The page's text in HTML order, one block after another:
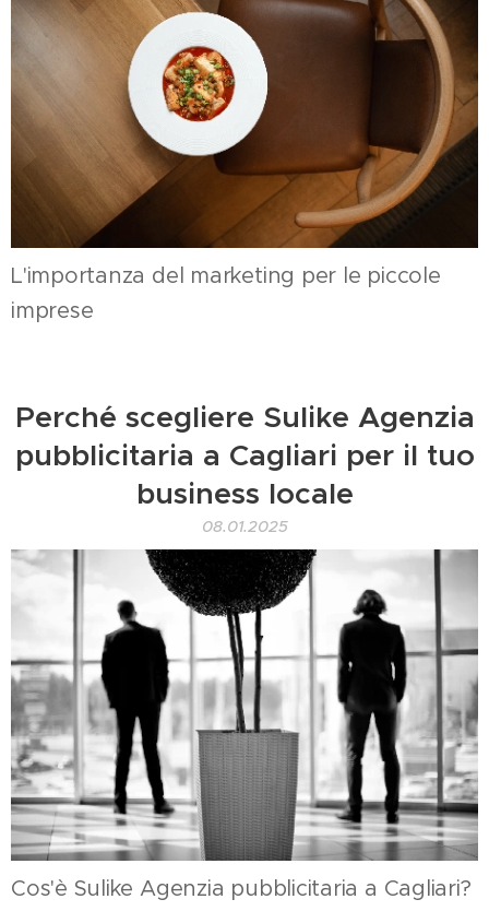
L'importanza del marketing per le piccole
imprese
Perché scegliere Sulike Agenzia
pubblicitaria a Cagliari per il tuo
business locale
08.01.2025
Cos'è Sulike Agenzia pubblicitaria a Cagliari?